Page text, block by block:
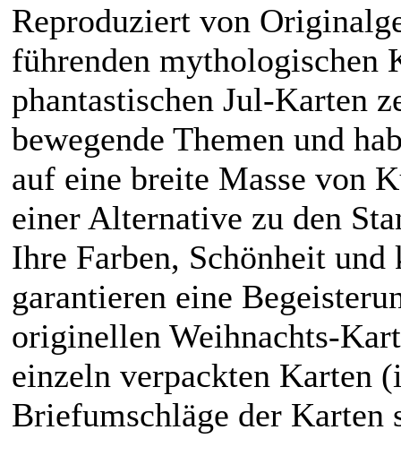
Reproduziert von
führenden mythologischen
phantastischen Jul-Karten
bewegende Themen und
auf eine breite Masse von
einer Alternative zu den
Ihre Farben, Schönheit
garantieren eine
originellen Weihnachts-
einzeln verpackten Karten
Briefumschläge der